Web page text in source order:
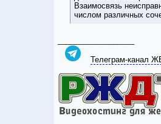
Взаимосвязь
числом различных
Телеграм-